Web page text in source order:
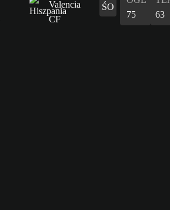
ŚO
75
63